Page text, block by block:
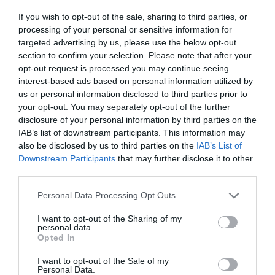
If you wish to opt-out of the sale, sharing to third parties, or
processing of your personal or sensitive information for
targeted advertising by us, please use the below opt-out
section to confirm your selection. Please note that after your
opt-out request is processed you may continue seeing
interest-based ads based on personal information utilized by
us or personal information disclosed to third parties prior to
your opt-out. You may separately opt-out of the further
disclosure of your personal information by third parties on the
IAB’s list of downstream participants. This information may
also be disclosed by us to third parties on the IAB’s List of
Downstream Participants that may further disclose it to other
Personal Data Processing Opt Outs
I want to opt-out of the Sharing of my
personal data.
Opted In
I want to opt-out of the Sale of my
Personal Data.
Agatha Christie (1890 – 1976)
Escriptora.
16 de maig: Quants avions i satèl·lits hi ha al
món?
Fa 122 anys que els germans Wright varen
cada dia fan uns 100.000 vols, més de 36 milions
cada any.
Fa 68 anys que es va posar en òrbita el primer